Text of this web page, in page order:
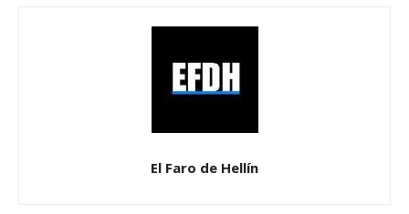
El Faro de Hellín